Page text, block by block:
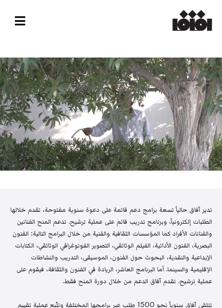
تدير آفاق حالياً تسعة برامج دعم قائمة على دعوة سنوية مفتوحة، تقدم خلالها
الطلبات إلكترونياً، وبرنامج تدريب قائم على عملية ترشيح. تدعم المنح الفنانين
والفنانات الأفراد كما المؤسسات الثقافية والفنية من خلال البرامج التالية: الفنون
البصرية، الفنون الأدائية، الفيلم الوثائقي، التصوير الفوتوغرافي الوثائقي، الكتابات
الإبداعية والنقدية، البحوث حول الفنون، الموسيقى، التدريب والنشاطات
الإقليمية والسينما. أما البرنامج العاشر، الريادة في الفنون والثقافة، فيقوم على
عملية ترشيح. تقدم آفاق الدعم من خلال دورة المنح فقط.
تتلقى آفاق سنوياً نحو 1500 طلب عبر برامجها المختلفة وتتّبع عملية تقييم